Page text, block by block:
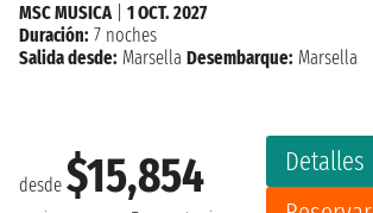
desde $15,854
Detalles
MSC MUSICA| 1 OCT. 2027
Duración: 7 noches
Salida desde: Marsella Desembarque: Marsella